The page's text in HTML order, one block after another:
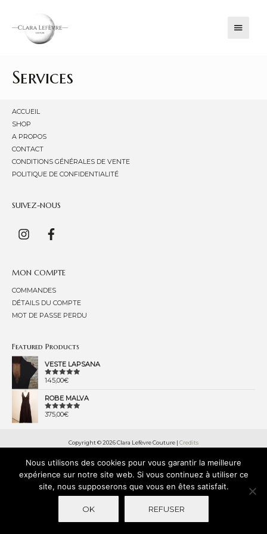
MENU
Services
ACCUEIL
SHOP
A PROPOS
CONTACT
CONDITIONS GÉNÉRALES DE VENTE
POLITIQUE DE CONFIDENTIALITÉ
SUIVEZ-NOUS
MON COMPTE
COMMANDES
DÉTAILS DU COMPTE
MOT DE PASSE PERDU
Featured Products
VESTE LAPSANA
NOTE
5
145,00€
ROBE MALVA
NOTE
375,00€
Copyright © 2026Clara Lefèvre Couture | Credits
Nous utilisons des cookies pour vous garantir la meilleure
expérience sur notre site web. Si vous continuez à utiliser ce
site, nous supposerons que vous en êtes satisfait.
OK REFUSER